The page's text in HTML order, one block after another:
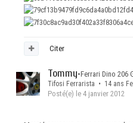
Citer
Tommy•Ferrari Dino 206
Tifosi Ferrarista • 14 ans
Posté(e) le 4 janvier 2012